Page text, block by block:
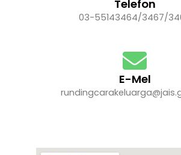
Telefon
03-55143464/3467/
E-Mel